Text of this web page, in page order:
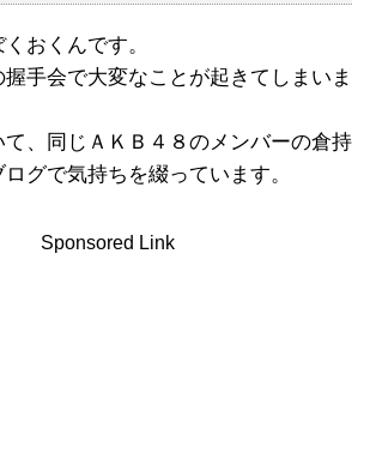
おくんです。
手会で大変なことが起きてしまいま
て、同じＡＫＢ４８のメンバーの倉持
グで気持ちを綴っています。
Sponsored Link